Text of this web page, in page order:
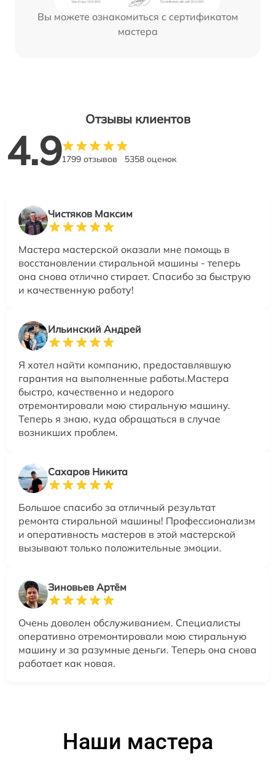
Вы можете ознакомиться с сертификатом
мастера
Отзывы клиентов
4.91799 отзывов 5358 оценок
Чистяков Максим
Мастера мастерской оказали мне помощь в
восстановлении стиральной машины - теперь
она снова отлично стирает. Спасибо за быструю
и качественную работу!
Ильинский Андрей
Я хотел найти компанию, предоставлявшую
гарантия на выполненные работы.Мастера
быстро, качественно и недорого
отремонтировали мою стиральную машину.
Теперь я знаю, куда обращаться в случае
возникших проблем.
Сахаров Никита
Большое спасибо за отличный результат
ремонта стиральной машины! Профессионализм
и оперативность мастеров в этой мастерской
вызывают только положительные эмоции.
Зиновьев Артём
Очень доволен обслуживанием. Специалисты
оперативно отремонтировали мою стиральную
машину и за разумные деньги. Теперь она снова
работает как новая.
Наши мастера